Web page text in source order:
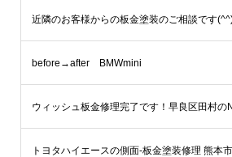
近隣のお客様からの板金塗装のご相談です
before→after BMWmini
ウィッシュ板金修理完了です！早良区田村の
トヨタハイエースの側面-板金塗装修理 熊本市